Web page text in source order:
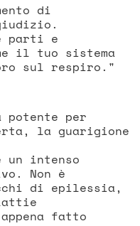
di
parti e
il tuo sistema
sul respiro."
per
la guarigione
un intenso
Non è
di epilessia,
fatto